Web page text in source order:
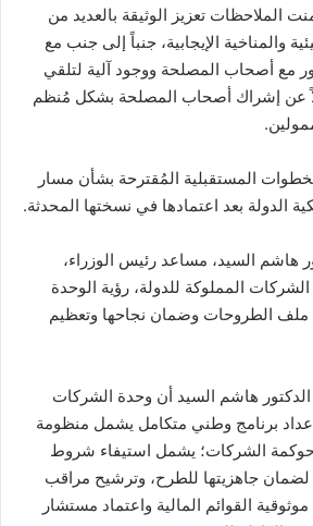
الملاحظات تعزيز الوثيقة بالعديد من
والمناخية الإيجابية، جنباً إلى جنب مع
مع أصحاب المصلحة ووجود آلية لتلقي
عن إشراك أصحاب المصلحة بشكل مُنظم
المستقبلية المُقترحة بشأن مسار
الدولة بعد اعتمادها في نسختها المحدثة.
هاشم السيد، مساعد رئيس الوزراء،
المملوكة للدولة، رؤية الوحدة
ملف الطروحات وضمان نجاحها وتعظيم
هاشم السيد أن وحدة الشركات
إعداد برنامج وطني متكامل يشمل منظومة
الشركات؛ يشمل استيفاء شروط
جاهزيتها للطرح، وترشيح مراقب
القوائم المالية واعتماد مستشار